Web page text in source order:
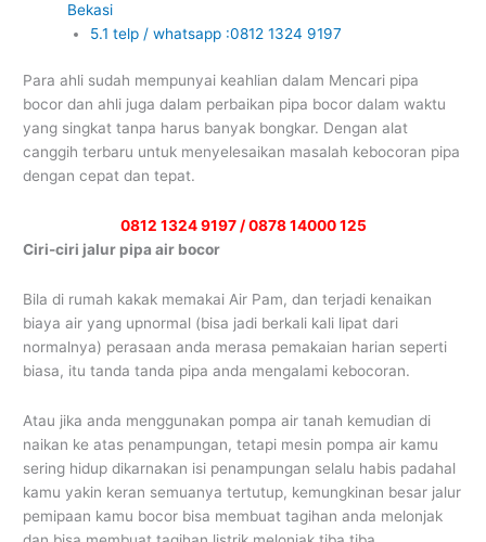
Bekasi
5.1 telp / whatsapp :0812 1324 9197
Para ahli sudah mempunyai keahlian dalam Mencari pipa
bocor dan ahli juga dalam perbaikan pipa bocor dalam waktu
yang singkat tanpa harus banyak bongkar. Dengan alat
canggih terbaru untuk menyelesaikan masalah kebocoran pipa
dengan cepat dan tepat.
0812 1324 9197 / 0878 14000 125
Ciri-ciri jalur pipa air bocor
Bila di rumah kakak memakai Air Pam, dan terjadi kenaikan
biaya air yang upnormal (bisa jadi berkali kali lipat dari
normalnya) perasaan anda merasa pemakaian harian seperti
biasa, itu tanda tanda pipa anda mengalami kebocoran.
Atau jika anda menggunakan pompa air tanah kemudian di
naikan ke atas penampungan, tetapi mesin pompa air kamu
sering hidup dikarnakan isi penampungan selalu habis padahal
kamu yakin keran semuanya tertutup, kemungkinan besar jalur
pemipaan kamu bocor bisa membuat tagihan anda melonjak